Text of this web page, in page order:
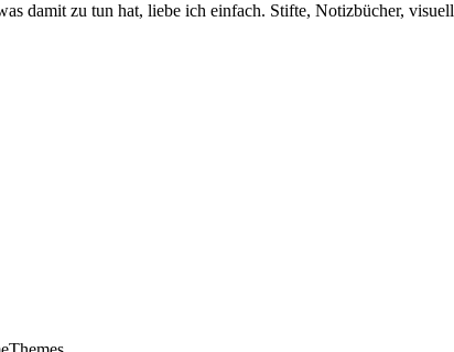
damit zu tun hat, liebe ich einfach. Stifte, Notizbücher,